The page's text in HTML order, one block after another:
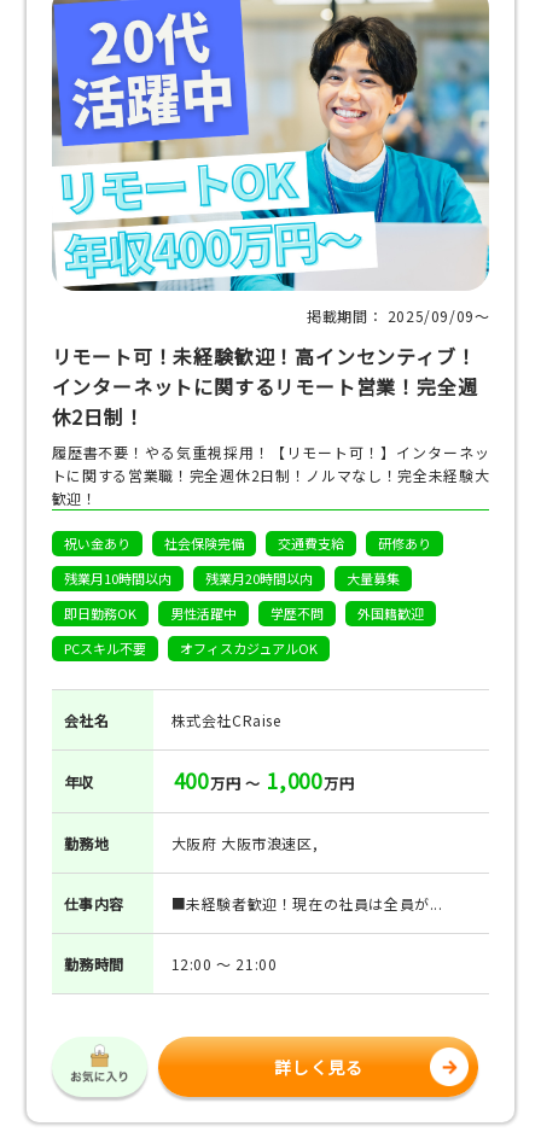
掲載期間： 2025/09/09〜
リモート可！未経験歓迎！高インセンティブ！
インターネットに関するリモート営業！完全週
休2日制！
履歴書不要！やる気重視採用！【リモート可！】インターネッ
トに関する営業職！完全週休2日制！ノルマなし！完全未経験大
歓迎！
祝い金あり 社会保険完備 交通費支給
研修あり
残業月10時間以内
残業月20時間以内
大量募集
即日勤務OK
男性活躍中 学歴不問
外国籍歓迎
PCスキル不要
オフィスカジュアルOK
会社名 株式会社CRaise
年収 400万円 ～ 1,000万円
勤務地 大阪府 大阪市浪速区,
仕事内容 ■未経験者歓迎！現在の社員は全員が...
勤務時間 12:00 ～ 21:00
詳しく見る